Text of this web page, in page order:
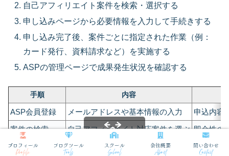
自己アフィリエイト案件を検索・選択する
申し込みページから必要情報を入力して手続きする
申し込み完了後、案件ごとに指定された作業（例：
カード発行、資料請求など）を実施する
ASPの管理ページで成果発生状況を確認する
手順 内容
ASP会員登録 メールアドレスや基本情報の入力
申込内容
案件の検索
自己アフィリエイト対応案件を選ぶ 即金性の
申し込み手続き 案件ごとのページから申し込み 初回限定
スクロールできます
プロフィール
Profile
ブログツール
Tools
スクール
School
会社概要
About
問い合わせ
Contact